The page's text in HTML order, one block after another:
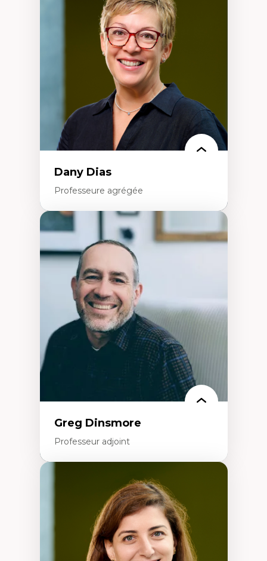
technologies et biotechnologies
Données ouvertes
Bioart, programmation et électronique
Histoire sociale et culturelle des
technologies numériques
Résistances et droits numériques
Internet des objets
Problématiques relatives à l’intelligence
artificielle, l’apprentissage machine et les
hautes technologies
Féminismes et nouvelles technologies
Dany Dias
Professeure agrégée
Expertises
Pédagogies critiques et justice sociale
Éthique relationnelle et sollicitude en
éducation
Décolonisation et autochtonisation de la
formation à l’enseignement
Littératie et didactique du français
Éducation inclusive
Formation à l’enseignement en contexte
francophone minoritaire
Identité linguistique et culturelle
Recherche-action et approches
participatives
Leadership éducatif et pratiques réflexives
Éducation durable et bien-être en
Greg Dinsmore
Professeur adjoint
Fragmentation des auditoires médiatiques
Analyse multi-plateforme des auditoires
médiatiques
Analyse des comportements numériques à
travers les données massives et l’IA
Recherche quantitative et qualitative sur
les auditoires médiatiques